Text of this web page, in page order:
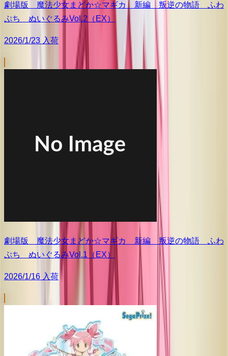
劇場版 魔法少女まどか☆マギカ 新編 叛逆の物語 ふわ
ぷち ぬいぐるみVol.2（EX）
2026/1/23 入荷
劇場版 魔法少女まどか☆マギカ 新編 叛逆の物語 ふわ
ぷち ぬいぐるみVol.1（EX）
2026/1/16 入荷